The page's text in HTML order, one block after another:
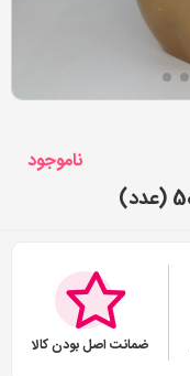
ناموجود
ضمانت اصل بودن کالا